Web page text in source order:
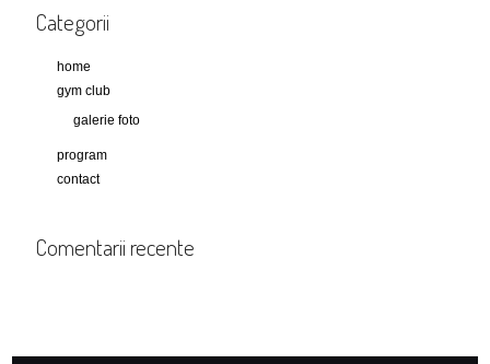
Categorii
home
gym club
galerie foto
program
contact
Comentarii recente